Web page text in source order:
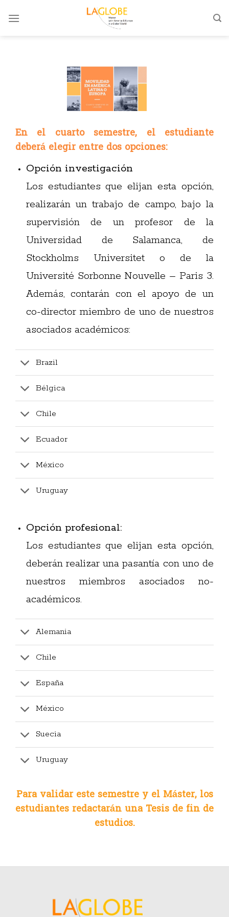
En el cuarto semestre, el estudiante
deberá elegir entre dos opciones:
Opción investigación
Los estudiantes que elijan esta opción,
realizarán un trabajo de campo, bajo la
supervisión de un profesor de la
Universidad de Salamanca, de
Stockholms Universitet o de la
Université Sorbonne Nouvelle – Paris 3.
Además, contarán con el apoyo de un
co-director miembro de uno de nuestros
asociados académicos:
Brazil
Bélgica
Chile
Ecuador
México
Uruguay
Opción profesional:
Los estudiantes que elijan esta opción,
deberán realizar una pasantía con uno de
nuestros miembros asociados no-
académicos.
Alemania
Chile
España
México
Suecia
Uruguay
Para validar este semestre y el Máster, los
estudiantes redactarán una Tesis de fin de
estudios.